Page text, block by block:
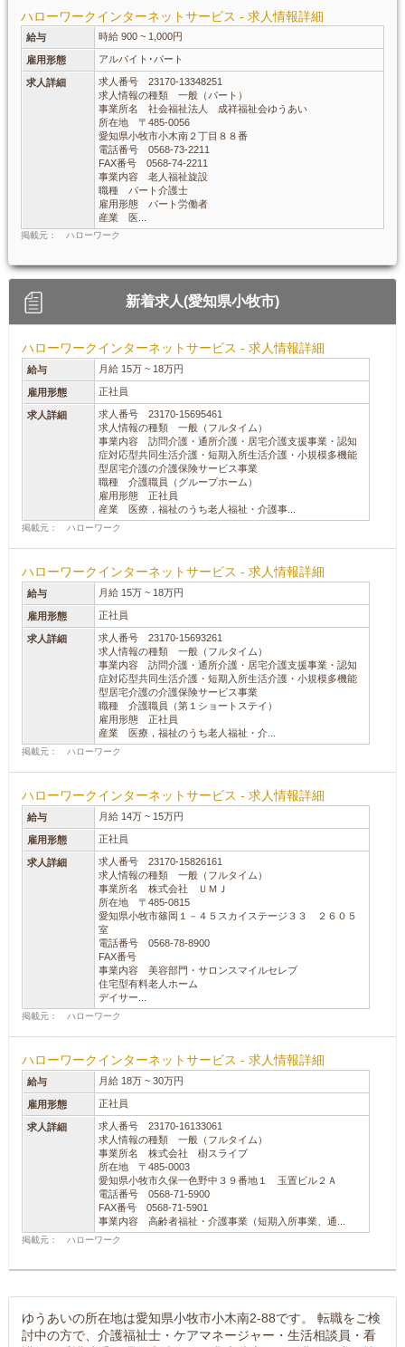
ハローワークインターネットサービス - 求人情報詳細
給与 時給 900 ~ 1,000円
雇用形態 アルバイト･パート
求人詳細
求人番号 23170-13348251
求人情報の種類 一般（パート）
事業所名 社会福祉法人 成祥福祉会ゆうあい
所在地 〒485-0056
愛知県小牧市小木南２丁目８８番
電話番号 0568-73-2211
FAX番号 0568-74-2211
事業内容 老人福祉旋設
職種 パート介護士
雇用形態 パート労働者
産業 医...
掲載元： ハローワーク
新着求人(愛知県小牧市)
ハローワークインターネットサービス - 求人情報詳細
給与 月給 15万 ~ 18万円
雇用形態 正社員
求人詳細
求人番号 23170-15695461
求人情報の種類 一般（フルタイム）
事業内容 訪問介護・通所介護・居宅介護支援事業・認知
症対応型共同生活介護・短期入所生活介護・小規模多機能
型居宅介護の介護保険サービス事業
職種 介護職員（グループホーム）
雇用形態 正社員
産業 医療，福祉のうち老人福祉・介護事...
掲載元： ハローワーク
ハローワークインターネットサービス - 求人情報詳細
給与 月給 15万 ~ 18万円
雇用形態 正社員
求人詳細
求人番号 23170-15693261
求人情報の種類 一般（フルタイム）
事業内容 訪問介護・通所介護・居宅介護支援事業・認知
症対応型共同生活介護・短期入所生活介護・小規模多機能
型居宅介護の介護保険サービス事業
職種 介護職員（第１ショートステイ）
雇用形態 正社員
産業 医療，福祉のうち老人福祉・介...
掲載元： ハローワーク
ハローワークインターネットサービス - 求人情報詳細
給与 月給 14万 ~ 15万円
雇用形態 正社員
求人詳細
求人番号 23170-15826161
求人情報の種類 一般（フルタイム）
事業所名 株式会社 ＵＭＪ
所在地 〒485-0815
愛知県小牧市篠岡１－４５スカイステージ３３ ２６０５
室
電話番号 0568-78-8900
FAX番号
事業内容 美容部門・サロンスマイルセレブ
住宅型有料老人ホーム
デイサー...
掲載元： ハローワーク
ハローワークインターネットサービス - 求人情報詳細
給与 月給 18万 ~ 30万円
雇用形態 正社員
求人詳細
求人番号 23170-16133061
求人情報の種類 一般（フルタイム）
事業所名 株式会社 樹スライブ
所在地 〒485-0003
愛知県小牧市久保一色野中３９番地１ 玉置ビル２Ａ
電話番号 0568-71-5900
FAX番号 0568-71-5901
事業内容 高齢者福祉・介護事業（短期入所事業、通...
掲載元： ハローワーク
ゆうあいの所在地は愛知県小牧市小木南2-88です。 転職をご検
討中の方で、介護福祉士・ケアマネージャー・生活相談員・看